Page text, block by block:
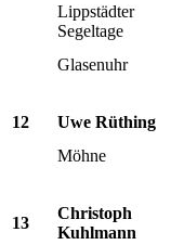
Lippstädter
Segeltage
Glasenuhr
12 Uwe Rüthing
Möhne
13
Christoph
Kuhlmann